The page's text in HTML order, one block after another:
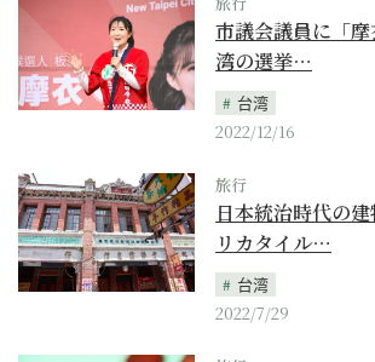
市議会議員に「
湾の選挙…
台湾
2022/12/16
旅行
日本統治時代の
リカタイル…
台湾
2022/7/29